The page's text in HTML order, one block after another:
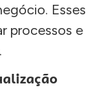
Esses
processos e